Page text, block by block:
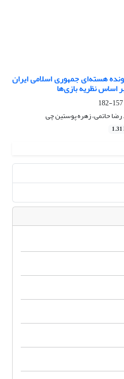
هسته‌ای جمهوری اسلامی ایران
اساس نظریه بازی‌ها
157-182
حاتمی، زهره پوستین چی